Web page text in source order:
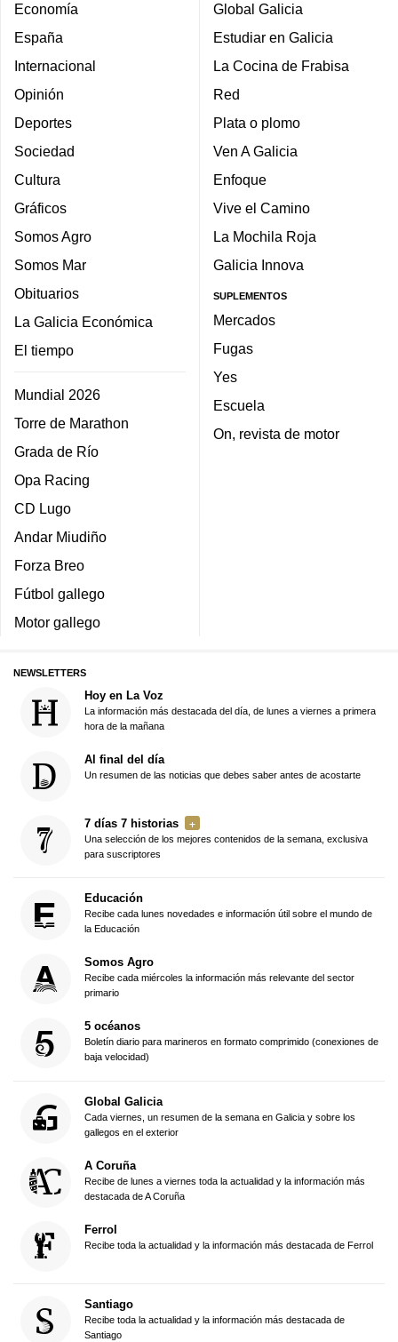
Economía
España
Internacional
Opinión
Deportes
Sociedad
Cultura
Gráficos
Somos Agro
Somos Mar
Obituarios
La Galicia Económica
El tiempo
Mundial 2026
Torre de Marathon
Grada de Río
Opa Racing
CD Lugo
Andar Miudiño
Forza Breo
Fútbol gallego
Motor gallego
Global Galicia
Estudiar en Galicia
La Cocina de Frabisa
Red
Plata o plomo
Ven A Galicia
Enfoque
Vive el Camino
La Mochila Roja
Galicia Innova
SUPLEMENTOS
Mercados
Fugas
Yes
Escuela
On, revista de motor
NEWSLETTERS
Hoy en La Voz
La información más destacada del día, de lunes a viernes a primera
hora de la mañana
Al final del día
Un resumen de las noticias que debes saber antes de acostarte
7 días 7 historias
Una selección de los mejores contenidos de la semana, exclusiva
para suscriptores
Educación
Recibe cada lunes novedades e información útil sobre el mundo de
la Educación
Somos Agro
Recibe cada miércoles la información más relevante del sector
primario
5 océanos
Boletín diario para marineros en formato comprimido (conexiones de
baja velocidad)
Global Galicia
Cada viernes, un resumen de la semana en Galicia y sobre los
gallegos en el exterior
A Coruña
Recibe de lunes a viernes toda la actualidad y la información más
destacada de A Coruña
Ferrol
Recibe toda la actualidad y la información más destacada de Ferrol
Santiago
Recibe toda la actualidad y la información más destacada de
Santiago